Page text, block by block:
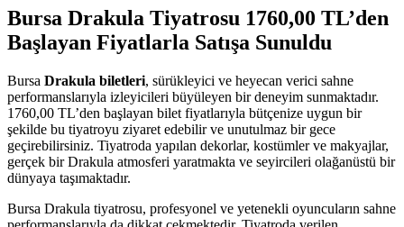
Bursa Drakula Tiyatrosu 1760,00 TL’den
Başlayan Fiyatlarla Satışa Sunuldu
Bursa Drakula biletleri, sürükleyici ve heyecan verici sahne
performanslarıyla izleyicileri büyüleyen bir deneyim sunmaktadır.
1760,00 TL’den başlayan bilet fiyatlarıyla bütçenize uygun bir
şekilde bu tiyatroyu ziyaret edebilir ve unutulmaz bir gece
geçirebilirsiniz. Tiyatroda yapılan dekorlar, kostümler ve makyajlar,
gerçek bir Drakula atmosferi yaratmakta ve seyircileri olağanüstü bir
dünyaya taşımaktadır.
Bursa Drakula tiyatrosu, profesyonel ve yetenekli oyuncuların sahne